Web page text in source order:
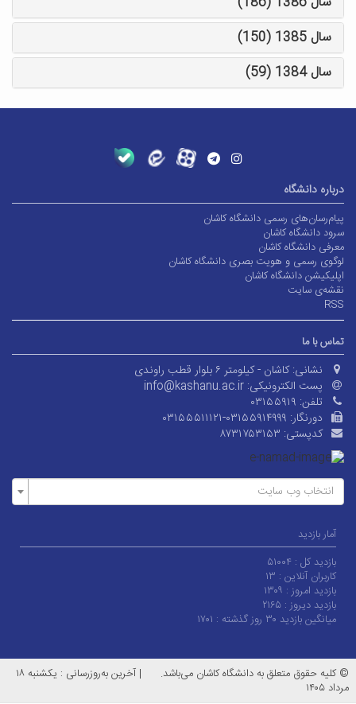
سال 1385 (150)
سال 1384 (59)
درباره دانشگاه
پیام‌رسان‌های رسمی دانشگاه کاشان
سرود دانشگاه کاشان
معرفی دانشگاه کاشان
لوگوی رسمی و هویت بصری دانشگاه کاشان
اپلیکیشن دانشگاه کاشان
نقشه‌ی سایت
RSS
تماس با ما
نشانی: کاشان - کیلومتر ۶ بلوار قطب راوندی
پست الکترونیکی: info@kashanu.ac.ir
تلفن: ۰۳۱۵۵۹۱۹
دورنگار: ۰۳۱۵۵۵۱۱۱۲۱-۰۳۱۵۵۹۱۴۹۹۹
کدپستی: ۸۷۳۱۷۵۳۱۵۳
انتخاب وب سایت
آمار بازدید
بازدید کل : ۵۱۰۰۴
کاربران آنلاین : ۱۳
بازدید امروز : ۱۳۰۹
بازدید دیروز : ۲۱۶۵
میانگین بازدید ۳۰ روز گذشته :
۱۷۰۱
© کلیه حقوق متعلق به دانشگاه کاشان می‌باشد. |
آخرین به‌روزرسانی : یکشنبه ۱۸
مرداد ۱۴۰۵